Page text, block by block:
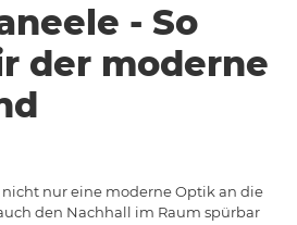
- So
der moderne
nur eine moderne Optik an die
den Nachhall im Raum spürbar